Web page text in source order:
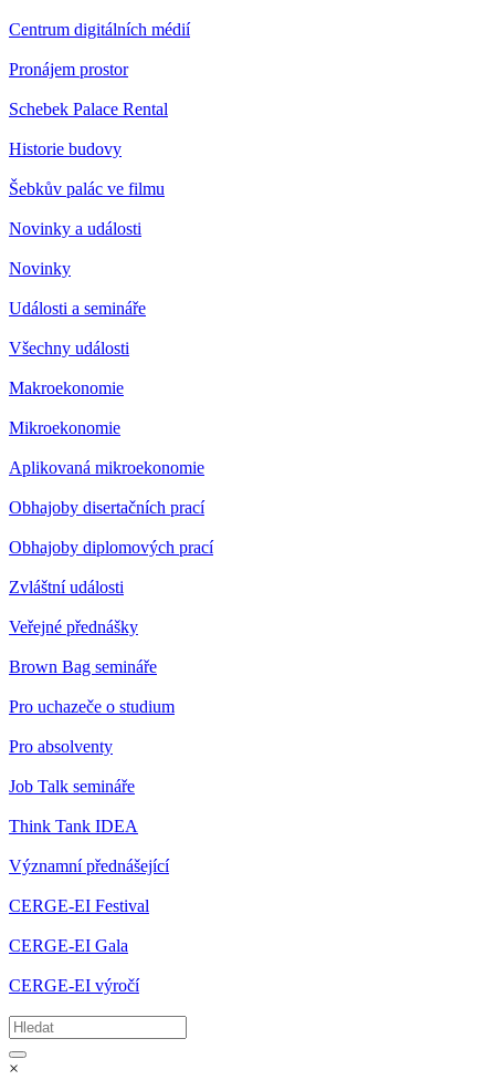
Centrum digitálních médií
Pronájem prostor
Schebek Palace Rental
Historie budovy
Šebkův palác ve filmu
Novinky a události
Novinky
Události a semináře
Všechny události
Makroekonomie
Mikroekonomie
Aplikovaná mikroekonomie
Obhajoby disertačních prací
Obhajoby diplomových prací
Zvláštní události
Veřejné přednášky
Brown Bag semináře
Pro uchazeče o studium
Pro absolventy
Job Talk semináře
Think Tank IDEA
Významní přednášející
CERGE-EI Festival
CERGE-EI Gala
CERGE-EI výročí
×